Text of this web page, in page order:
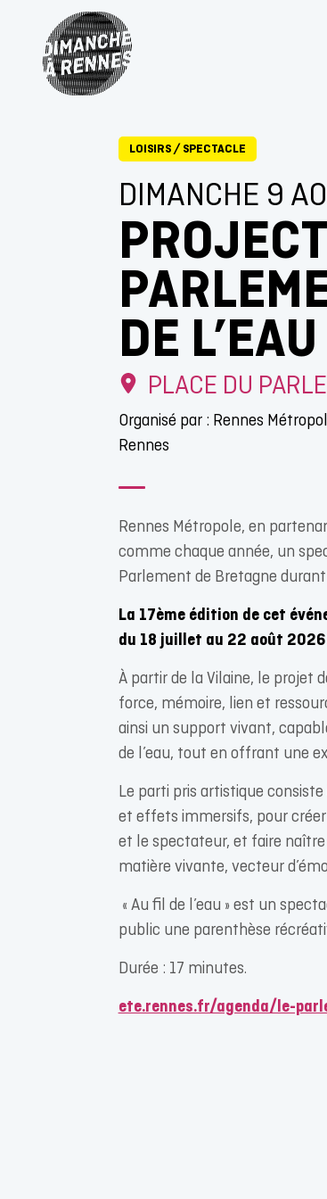
LOISIRS/ SPECTACLE
DIMANCHE 9
DE L’EAU
PLACE DU
Organisé par : Rennes
Rennes
Rennes Métropole, en
comme chaque année, un
Parlement de Bretagne durant
La 17ème édition de cet
du 18 juillet au 22 août
À partir de la Vilaine, le projet
force, mémoire, lien et
ainsi un support vivant,
de l’eau, tout en offrant une
Le parti pris artistique
et effets immersifs, pour
et le spectateur, et faire
matière vivante, vecteur
« Au fil de l’eau » est un
public une parenthèse
Durée : 17 minutes.
ete.rennes.fr/agenda/le-